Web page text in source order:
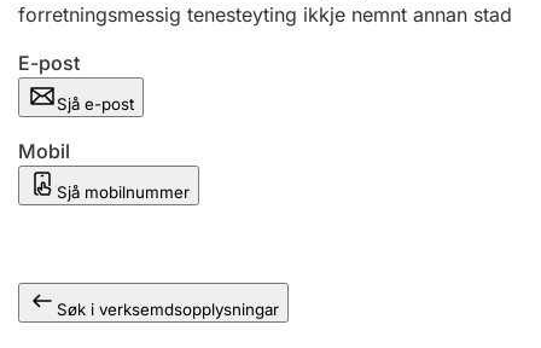
forretningsmessig tenesteyting ikkje nemnt annan stad
E-post
Sjå e-post
Mobil
Sjå mobilnummer
Søk i verksemdsopplysningar